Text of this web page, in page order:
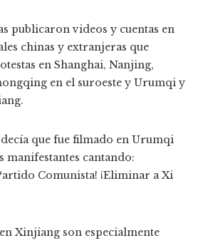
publicaron videos y cuentas en
chinas y extranjeras que
en Shanghai, Nanjing,
en el suroeste y Urumqi y
que fue filmado en Urumqi
manifestantes cantando:
Comunista! ¡Eliminar a Xi
Xinjiang son especialmente